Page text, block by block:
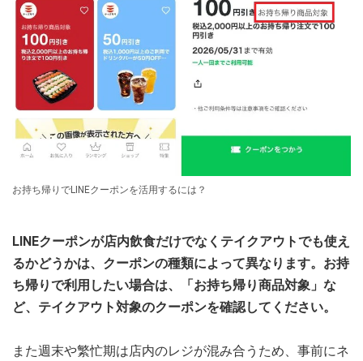
お持ち帰りでLINEクーポンを活用するには？
LINEクーポンが店内飲食だけでなくテイクアウトでも使え
るかどうかは、クーポンの種類によって異なります。お持
ち帰りで利用したい場合は、「お持ち帰り商品対象」な
ど、テイクアウト対象のクーポンを確認してください。
また週末や繁忙期は店内のレジが混み合うため、事前にネ